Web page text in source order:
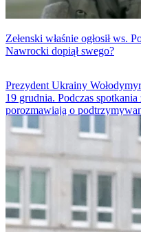
Zełenski właśnie ogłosił ws.
Nawrocki dopiął swego?
Prezydent Ukrainy
19 grudnia. Podczas
porozmawiają o
państwami oraz
Prezydenta zapewnia, że